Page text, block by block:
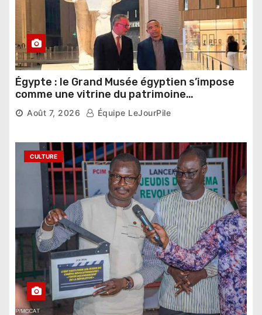
Égypte : le Grand Musée égyptien s’impose
comme une vitrine du patrimoine
pharaonique auprès des dirigeants
étrangers
Août 7, 2026 Équipe LeJourPile
CULTURE